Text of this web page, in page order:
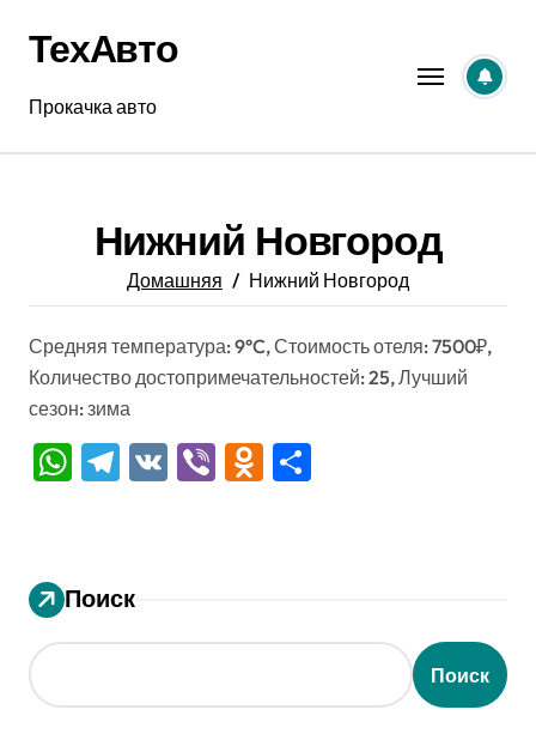
содержанию
ТехАвто
Прокачка авто
Нижний Новгород
Домашняя Нижний Новгород
Средняя температура: 9°C, Стоимость отеля: 7500₽,
Количество достопримечательностей: 25, Лучший
сезон: зима
WhatsApp
Telegram
VK ViberOdnoklassniki
Поиск
Поиск